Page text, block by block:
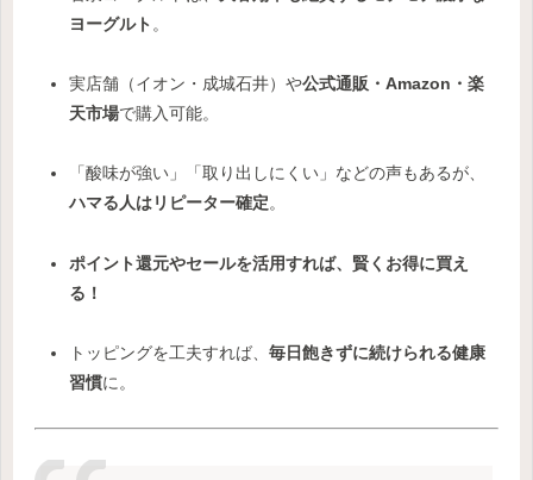
ヨーグルト 。
実店舗（イオン・成城石井）や公式通販・Amazon・楽
天市場で購入可能。
「酸味が強い」「取り出しにくい」などの声もあるが、
ハマる人はリピーター確定。
ポイント還元やセールを活用すれば、賢くお得に買え
る！
トッピングを工夫すれば、 毎日飽きずに続けられる健康
習慣に。